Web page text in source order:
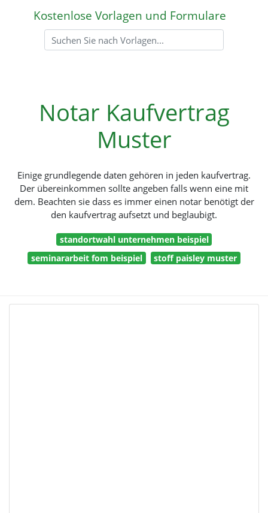
Kostenlose Vorlagen und Formulare
Notar Kaufvertrag
Muster
Einige grundlegende daten gehören in jeden kaufvertrag.
Der übereinkommen sollte angeben falls wenn eine mit
dem. Beachten sie dass es immer einen notar benötigt der
den kaufvertrag aufsetzt und beglaubigt.
standortwahl unternehmen beispiel
seminararbeit fom beispiel
stoff paisley muster